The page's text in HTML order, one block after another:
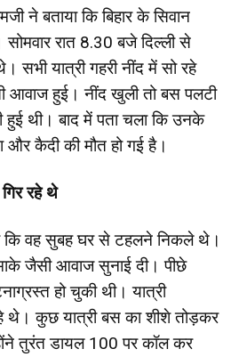
ने बताया कि बिहार के सिवान
रात 8.30 बजे दिल्ली से
सभी यात्री गहरी नींद में सो रहे
हुई। नींद खुली तो बस पलटी
थी। बाद में पता चला कि उनके
और कैदी की मौत हो गई है।
रहे थे
कि वह सुबह घर से टहलने निकले थे।
जैसी आवाज सुनाई दी। पीछे
हो चुकी थी। यात्री
थे। कुछ यात्री बस का शीशे तोड़कर
तुरंत डायल 100 पर कॉल कर